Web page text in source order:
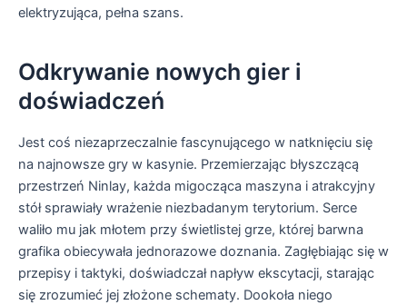
elektryzująca, pełna szans.
Odkrywanie nowych gier i
doświadczeń
Jest coś niezaprzeczalnie fascynującego w natknięciu się
na najnowsze gry w kasynie. Przemierzając błyszczącą
przestrzeń Ninlay, każda migocząca maszyna i atrakcyjny
stół sprawiały wrażenie niezbadanym terytorium. Serce
waliło mu jak młotem przy świetlistej grze, której barwna
grafika obiecywała jednorazowe doznania. Zagłębiając się w
przepisy i taktyki, doświadczał napływ ekscytacji, starając
się zrozumieć jej złożone schematy. Dookoła niego